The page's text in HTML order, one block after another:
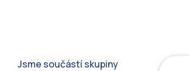
Jsme součástí skupiny